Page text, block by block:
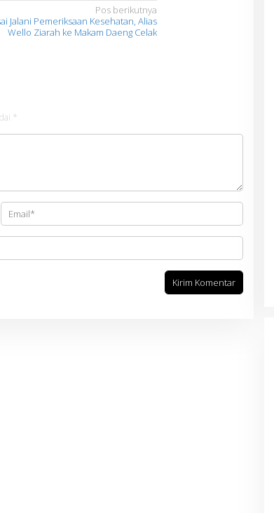
Pos berikutnya
Jalani Pemeriksaan Kesehatan, Alias
Wello Ziarah ke Makam Daeng Celak
*